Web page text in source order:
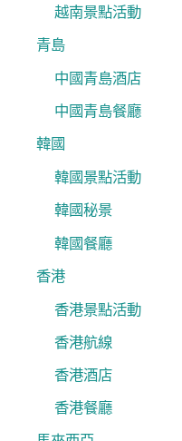
越南景點活動
青島
中國青島酒店
中國青島餐廳
韓國
韓國景點活動
韓國秘景
韓國餐廳
香港
香港景點活動
香港航線
香港酒店
香港餐廳